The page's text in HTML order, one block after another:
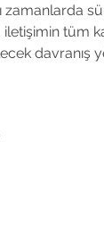
zamanlarda
tüm
davranış